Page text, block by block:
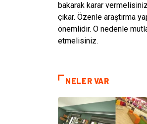
bakarak karar
çıkar. Özenle araştırma
önemlidir. O nedenle
etmelisiniz.
NELER VAR